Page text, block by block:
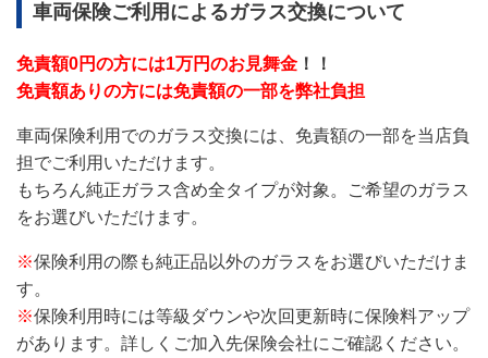
車両保険ご利用によるガラス交換について
免責額0円の方には1万円のお見舞金 ！！
免責額ありの方には免責額の一部を弊社負担
車両保険利用でのガラス交換には、免責額の一部を当店負
担でご利用いただけます。
もちろん純正ガラス含め全タイプが対象。ご希望のガラス
をお選びいただけます。
※保険利用の際も純正品以外のガラスをお選びいただけま
す。
※保険利用時には等級ダウンや次回更新時に保険料アップ
があります。詳しくご加入先保険会社にご確認ください。